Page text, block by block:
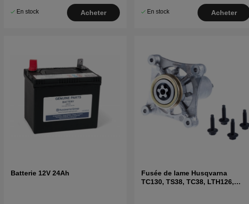
En stock Acheter En stock Acheter
Batterie 12V 24Ah
Fusée de lame Husqvarna
TC130, TS38, TC38, LTH126,